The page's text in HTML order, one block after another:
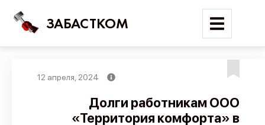
ЗАБАСТКОМ
Поиск
12 апреля, 2024
Долги работникам ООО
«Территория комфорта» в